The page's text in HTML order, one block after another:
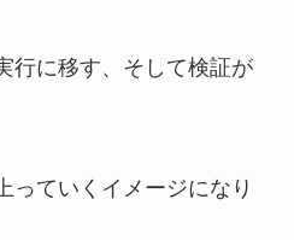
行に移す、そして検証が
っていくイメージになり